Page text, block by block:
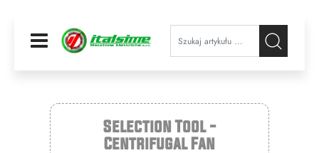
Open
Selection Tool -
Centrifugal Fan